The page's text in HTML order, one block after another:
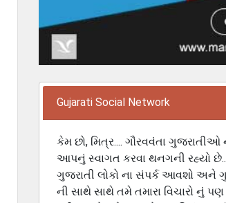
Gujarati Social Network
કેમ છો, મિત્ર.... ગૌરવવંતા ગુજરાતીઓ
આપનું સ્વાગત કરવા થનગની રહ્યો
ગુજરાતી લોકો ના સંપર્ક આવશો અને
ની સાથે સાથે તમે તમારા વિચારો નું